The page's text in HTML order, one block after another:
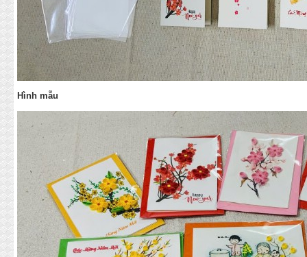
Hình mẫu